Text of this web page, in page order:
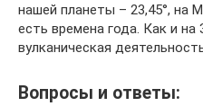
нашей планеты – 23,45°, на
есть времена года. Как и
вулканическая
Вопросы и ответы: